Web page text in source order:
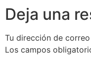
Deja una
Tu dirección de
Los campos